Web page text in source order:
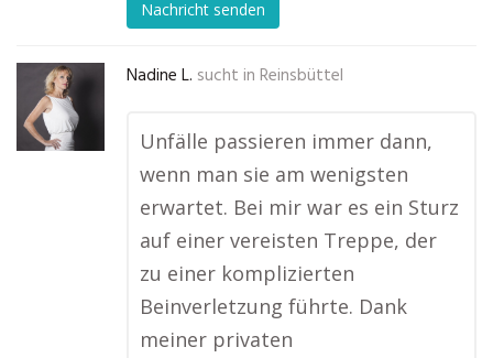
Nachricht senden
Nadine L. sucht in Reinsbüttel
Unfälle passieren immer dann,
wenn man sie am wenigsten
erwartet. Bei mir war es ein Sturz
auf einer vereisten Treppe, der
zu einer komplizierten
Beinverletzung führte. Dank
meiner privaten